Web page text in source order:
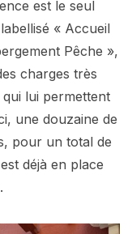
est le seul
« Accueil
Pêche »,
charges très
qui lui permettent
une douzaine de
pour un total de
déjà en place